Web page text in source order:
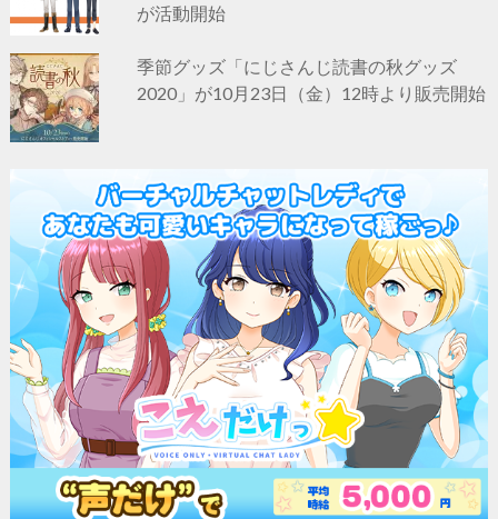
が活動開始
季節グッズ「にじさんじ読書の秋グッズ
2020」が10月23日（金）12時より販売開始